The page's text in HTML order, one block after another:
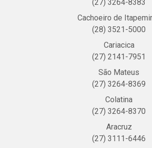
(27) 3264-8383
Cachoeiro de
(28) 3521-5000
Cariacica
(27) 2141-7951
São Mateus
(27) 3264-8369
Colatina
(27) 3264-8370
Aracruz
(27) 3111-6446